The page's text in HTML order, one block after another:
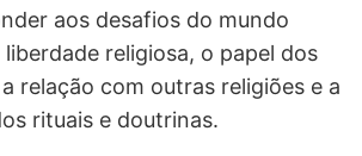
aos desafios do mundo
religiosa, o papel dos
relação com outras religiões e a
rituais e doutrinas.